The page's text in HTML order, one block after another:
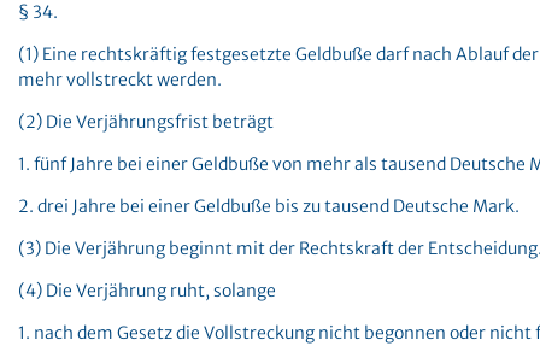
§ 34.
(1) Eine rechtskräftig festgesetzte Geldbuße darf nach Ablauf
mehr vollstreckt werden.
(2) Die Verjährungsfrist beträgt
1. fünf Jahre bei einer Geldbuße von mehr als tausend Deutsche
2. drei Jahre bei einer Geldbuße bis zu tausend Deutsche Mark.
(3) Die Verjährung beginnt mit der Rechtskraft der
(4) Die Verjährung ruht, solange
1. nach dem Gesetz die Vollstreckung nicht begonnen oder